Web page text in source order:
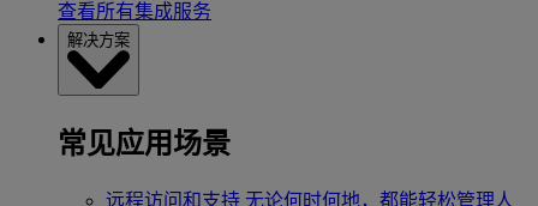
查看所有集成服务
解决方案
常见应用场景
远程访问和支持 无论何时何地，都能轻松管理人